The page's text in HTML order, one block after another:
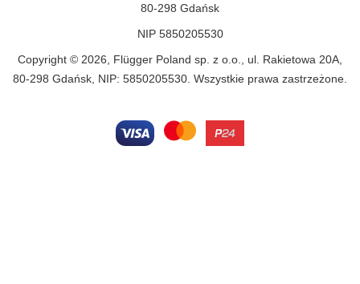
80-298 Gdańsk
NIP 5850205530
Copyright © 2026, Flügger Poland sp. z o.o., ul. Rakietowa 20A,
80-298 Gdańsk, NIP: 5850205530. Wszystkie prawa zastrzeżone.